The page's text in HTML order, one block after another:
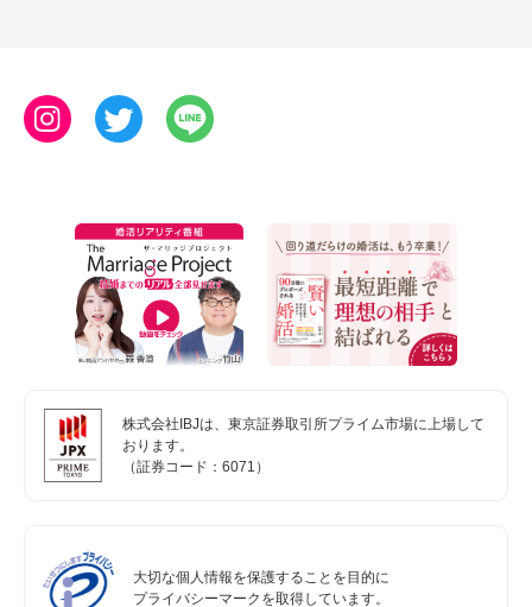
株式会社IBJは、東京証券取引所プライム市場に上場して
おります。
（証券コード：6071）
大切な個人情報を保護することを目的に
プライバシーマークを取得しています。